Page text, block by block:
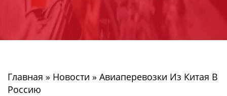
Главная » Новости » Авиаперевозки Из Китая В
Россию